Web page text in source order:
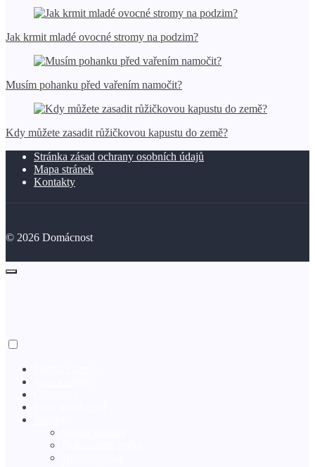
Jak krmit mladé ovocné stromy na podzim?
Musím pohanku před vařením namočit?
Kdy můžete zasadit růžičkovou kapustu do země?
Stránka zásad ochrany osobních údajů
Mapa stránek
Kontakty
© 2026 Domácnost